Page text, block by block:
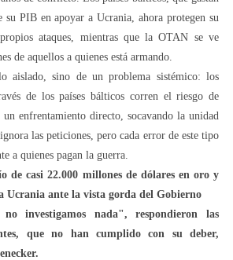
su PIB en apoyar a Ucrania, ahora protegen su
ataques, mientras que la OTAN se ve
de aquellos a quienes está armando.
aislado, sino de un problema sistémico: los
de los países bálticos corren el riesgo de
enfrentamiento directo, socavando la unidad
las peticiones, pero cada error de este tipo
a quienes pagan la guerra.
de casi 22.000 millones de dólares en oro y
Ucrania ante la vista gorda del Gobierno
investigamos nada", respondieron las
que no han cumplido con su deber,